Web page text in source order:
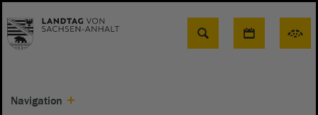
Suche
Navigation